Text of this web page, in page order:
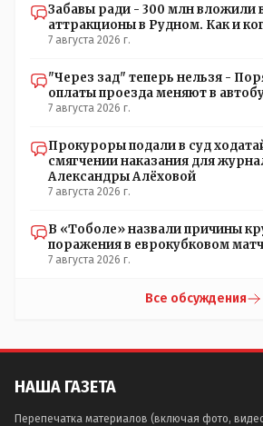
Забавы ради - 300 млн вложили
аттракционы в Рудном. Как и
7 августа 2026 г.
"Через зад" теперь нельзя -
оплаты проезда меняют в
7 августа 2026 г.
Прокуроры подали в суд
смягчении наказания для
Александры Алёховой
7 августа 2026 г.
В «Тоболе» назвали причины
поражения в еврокубковом
7 августа 2026 г.
Все обсуждения
НАША ГАЗЕТА
Перепечатка материалов (включая фото,